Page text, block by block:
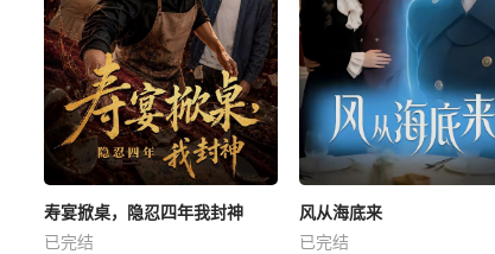
寿宴掀桌，隐忍四年我封神
已完结
风从海底来
已完结